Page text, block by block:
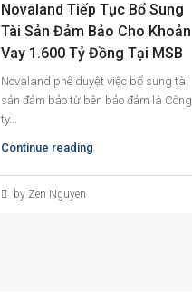
Novaland Tiếp Tục Bổ Sung
Tài Sản Đảm Bảo Cho Khoản
Vay 1.600 Tỷ Đồng Tại MSB
Novaland phê duyệt việc bổ sung tài
sản đảm bảo từ bên bảo đảm là Công
ty...
Continue reading
by Zen Nguyen